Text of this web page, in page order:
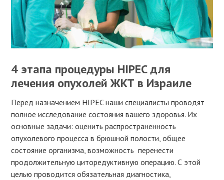
4 этапа процедуры HIPEC для
лечения опухолей ЖКТ в Израиле
Перед назначением HIPEC наши специалисты проводят
полное исследование состояния вашего здоровья. Их
основные задачи: оценить распространенность
опухолевого процесса в брюшной полости, общее
состояние организма, возможность перенести
продолжительную циторедуктивную операцию. С этой
целью проводится обязательная диагностика,